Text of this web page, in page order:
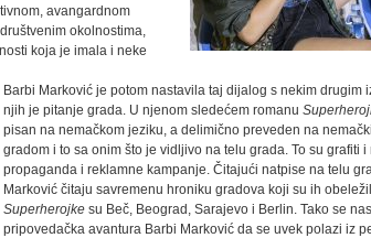
avangardnom
okolnostima,
koja je imala i neke
Barbi Marković je potom nastavila taj dijalog s nekim drugim
njih je pitanje grada. U njenom sledećem romanu
pisan na nemačkom jeziku, a delimično preveden na
gradom i to sa onim što je vidljivo na telu grada. To su grafiti
propaganda i reklamne kampanje. Čitajući natpise na telu
Marković čitaju savremenu hroniku gradova koji su ih
Superherojke su Beč, Beograd, Sarajevo i Berlin. Tako se
pripovedačka avantura Barbi Marković da se uvek polazi iz